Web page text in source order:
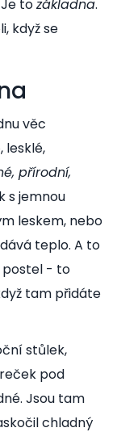
tozákladna.
když se
věc
lesklé,
přírodní,
s jemnou
leskem, nebo
teplo. A to
postel - to
tam přidáte
stůlek,
pod
Jsou tam
chladný